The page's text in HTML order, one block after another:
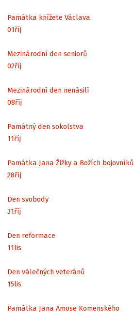
Památka knížete Václava
01říj
Mezinárodní den seniorů
02říj
Mezinárodní den nenásilí
08říj
Památný den sokolstva
11říj
Památka Jana Žižky a Božích bojovníků
28říj
Den svobody
31říj
Den reformace
11lis
Den válečných veteránů
15lis
Památka Jana Amose Komenského